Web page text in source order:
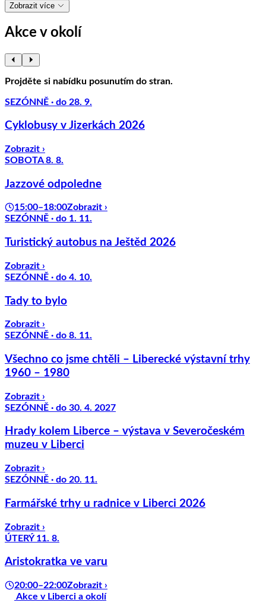
Zobrazit více
Akce v okolí
Projděte si nabídku posunutím do stran.
SEZÓNNĚ · do 28. 9.
Cyklobusy v Jizerkách 2026
Zobrazit ›
SOBOTA 8. 8.
Jazzové odpoledne
15:00–18:00Zobrazit ›
SEZÓNNĚ · do 1. 11.
Turistický autobus na Ještěd 2026
Zobrazit ›
SEZÓNNĚ · do 4. 10.
Tady to bylo
Zobrazit ›
SEZÓNNĚ · do 8. 11.
Všechno co jsme chtěli – Liberecké výstavní trhy
1960 – 1980
Zobrazit ›
SEZÓNNĚ · do 30. 4. 2027
Hrady kolem Liberce – výstava v Severočeském
muzeu v Liberci
Zobrazit ›
SEZÓNNĚ · do 20. 11.
Farmářské trhy u radnice v Liberci 2026
Zobrazit ›
ÚTERÝ 11. 8.
Aristokratka ve varu
20:00–22:00Zobrazit ›
Akce v Liberci a okolí